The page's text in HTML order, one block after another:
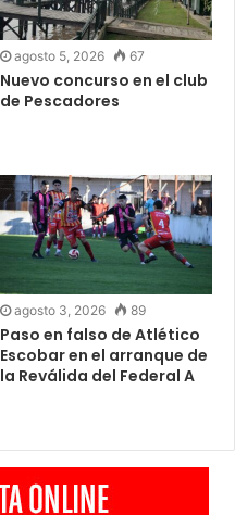
agosto 5, 2026 67
Nuevo concurso en el club
de Pescadores
agosto 3, 2026 89
Paso en falso de Atlético
Escobar en el arranque de
la Reválida del Federal A